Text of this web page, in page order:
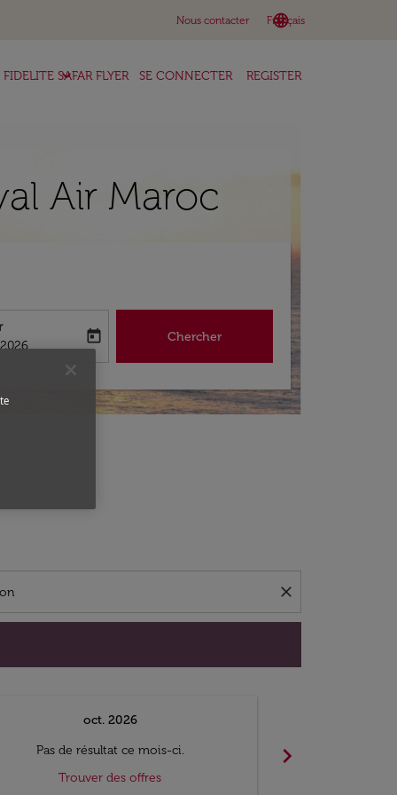
Nous contacter language
Français
keyboard_arrow_down
FIDELITE SAFAR FLYER
keyboard_arrow_down SE CONNECTER REGISTER
Air Maroc
return-date-aria-label
today Chercher
close
oct. 2026
Pas de résultat ce mois-ci.
Trouver des offres
chevron_right